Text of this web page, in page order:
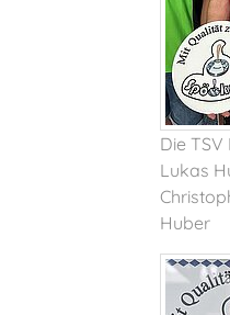
Die
Lukas
Huber